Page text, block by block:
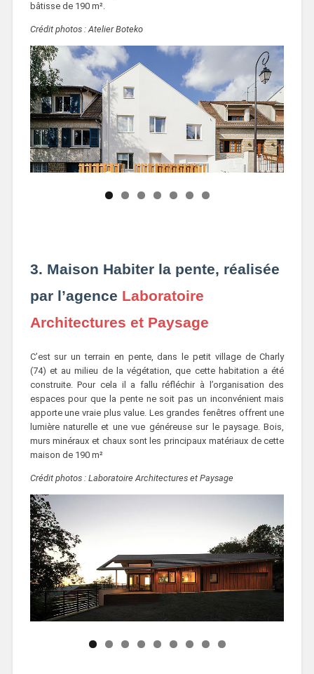
bâtisse de 190 m².
Crédit photos : Atelier Boteko
3. Maison Habiter la pente, réalisée
par l’agence Laboratoire
Architectures et Paysage
C’est sur un terrain en pente, dans le petit village de Charly
(74) et au milieu de la végétation, que cette habitation a été
construite. Pour cela il a fallu réfléchir à l’organisation des
espaces pour que la pente ne soit pas un inconvénient mais
apporte une vraie plus value. Les grandes fenêtres offrent une
lumière naturelle et une vue généreuse sur le paysage. Bois,
murs minéraux et chaux sont les principaux matériaux de cette
maison de 190 m²
Crédit photos : Laboratoire Architectures et Paysage